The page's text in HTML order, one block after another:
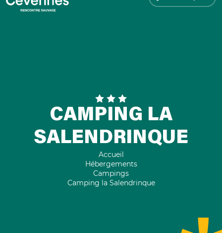
CAMPING LA
SALENDRINQUE
Accueil
Hébergements
Campings
Camping la Salendrinque